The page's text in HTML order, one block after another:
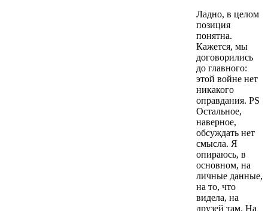
Ладно, в целом
позиция
понятна.
Кажется, мы
договорились
до главного:
этой войне нет
никакого
оправдания. PS
Остальное,
наверное,
обсуждать нет
смысла. Я
опираюсь, в
основном, на
личные данные,
на то, что
видела, на
друзей там. На